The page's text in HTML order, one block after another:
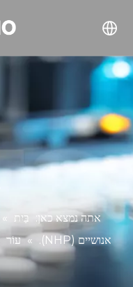
אתה נמצא כאן: בַּיִת »
אנושיים (NHP).
» עוֹר